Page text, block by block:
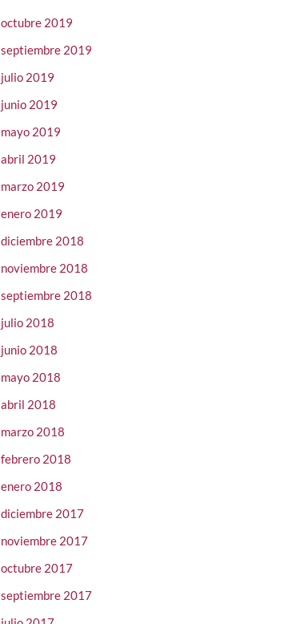
octubre 2019
septiembre 2019
julio 2019
junio 2019
mayo 2019
abril 2019
marzo 2019
enero 2019
diciembre 2018
noviembre 2018
septiembre 2018
julio 2018
junio 2018
mayo 2018
abril 2018
marzo 2018
febrero 2018
enero 2018
diciembre 2017
noviembre 2017
octubre 2017
septiembre 2017